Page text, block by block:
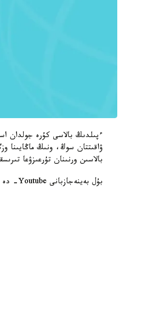
ءپىلدىڭ بالاسى كۇرە جولدان
ۋاقىتتان سوڭ، ونىڭ ماڭايىنا
بالاسىن ورنىنان تۇرعىزۋعا
بۇل بەينەجازبانى Youtube- دە ءتورت ميلليونعا جۋىق ادام كورگەن، دەپ حابارلايدى روسبالت.